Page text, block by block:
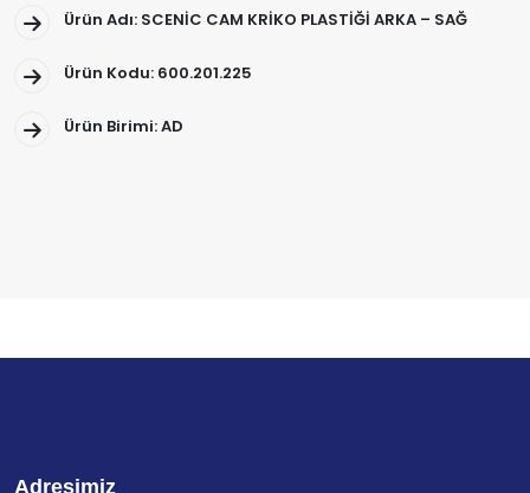
Ürün Adı: SCENİC CAM KRİKO PLASTİĞİ ARKA – SAĞ
Ürün Kodu: 600.201.225
Ürün Birimi: AD
Adresimiz